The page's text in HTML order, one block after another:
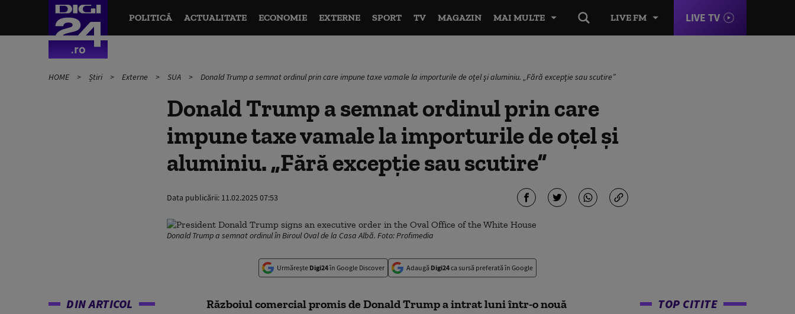
LIVE FM LIVE TV
POLITICĂ ACTUALITATE ECONOMIE EXTERNE SPORT TV MAGAZIN MAI MULTE
HOME Știri Externe SUA Donald Trump a semnat ordinul prin care impune taxe vamale la importurile de oţel şi aluminiu. „Fără excepţie sau scutire”
Donald Trump a semnat ordinul prin care
impune taxe vamale la importurile de oţel şi
aluminiu. „Fără excepţie sau scutire”
Data publicării: 11.02.2025 07:53
Donald Trump a semnat ordinul în Biroul Oval de la Casa Albă. Foto: Profimedia
Urmărește Digi24în Google Discover Adaugă Digi24ca sursă preferată în Google
DIN ARTICOL
Războiul comercial promis de Donald Trump a intrat luni într-o nouă
TOP CITITE